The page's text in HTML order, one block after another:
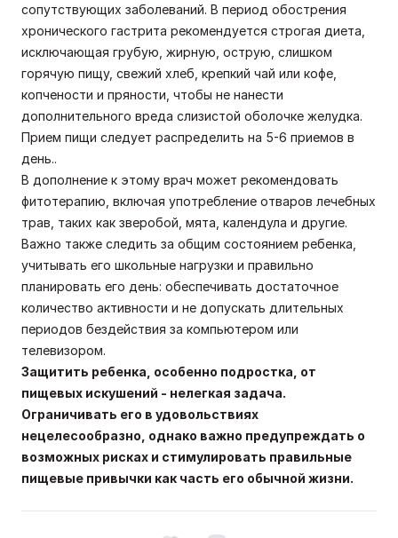
сопутствующих заболеваний. В период обострения
хронического гастрита рекомендуется строгая диета,
исключающая грубую, жирную, острую, слишком
горячую пищу, свежий хлеб, крепкий чай или кофе,
копчености и пряности, чтобы не нанести
дополнительного вреда слизистой оболочке желудка.
Прием пищи следует распределить на 5-6 приемов в
день..
В дополнение к этому врач может рекомендовать
фитотерапию, включая употребление отваров лечебных
трав, таких как зверобой, мята, календула и другие.
Важно также следить за общим состоянием ребенка,
учитывать его школьные нагрузки и правильно
планировать его день: обеспечивать достаточное
количество активности и не допускать длительных
периодов бездействия за компьютером или
телевизором.
Защитить ребенка, особенно подростка, от
пищевых искушений - нелегкая задача.
Ограничивать его в удовольствиях
нецелесообразно, однако важно предупреждать о
возможных рисках и стимулировать правильные
пищевые привычки как часть его обычной жизни.